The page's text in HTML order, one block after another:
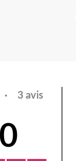
· 3 avis